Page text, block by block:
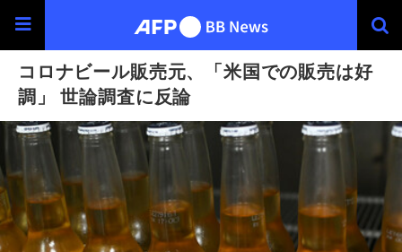
コロナビール販売元、「米国での販売は好
調」 世論調査に反論